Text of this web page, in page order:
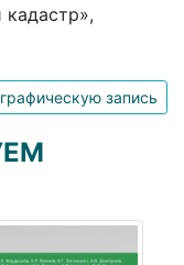
запись